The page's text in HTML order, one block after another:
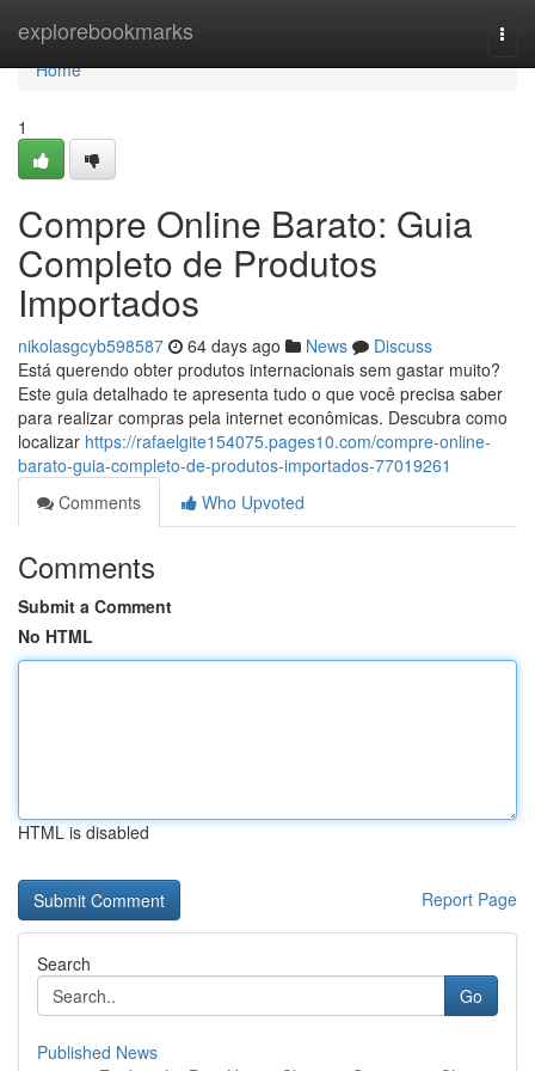
explorebookmarks
Home
Home
1
Compre Online Barato: Guia
Completo de Produtos
Importados
nikolasgcyb598587 64 days ago News
Discuss
Está querendo obter produtos internacionais sem gastar muito?
Este guia detalhado te apresenta tudo o que você precisa saber
para realizar compras pela internet econômicas. Descubra como
localizar https://rafaelgite154075.pages10.com/compre-online-
barato-guia-completo-de-produtos-importados-77019261
Comments
Who Upvoted
Comments
Submit a Comment
No HTML
HTML is disabled
Report Page
Search
Go
Published News